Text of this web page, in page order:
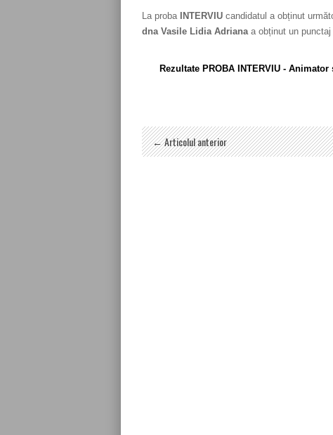
La proba INTERVIU candidatul a obținut
dna Vasile Lidia Adrianaa obținut un punctaj
Rezultate PROBA INTERVIU -
← Articolul anterior